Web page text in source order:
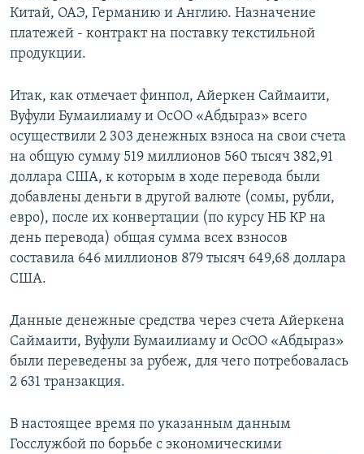
Китай, ОАЭ, Германию и Англию. Назначение
платежей - контракт на поставку текстильной
продукции.
Итак, как отмечает финпол, Айеркен Саймаити,
Вуфули Бумаилиаму и ОсОО «Абдыраз» всего
осуществили 2 303 денежных взноса на свои счета
на общую сумму 519 миллионов 560 тысяч 382,91
доллара США, к которым в ходе перевода были
добавлены деньги в другой валюте (сомы, рубли,
евро), после их конвертации (по курсу НБ КР на
день перевода) общая сумма всех взносов
составила 646 миллионов 879 тысяч 649,68 доллара
США.
Данные денежные средства через счета Айеркена
Саймаити, Вуфули Бумаилиаму и ОсОО «Абдыраз»
были переведены за рубеж, для чего потребовалась
2 631 транзакция.
В настоящее время по указанным данным
Госслужбой по борьбе с экономическими